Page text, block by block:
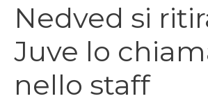
Nedved si
Juve lo
nello staff